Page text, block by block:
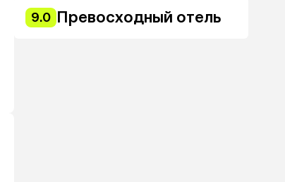
9.0 Превосходный отель